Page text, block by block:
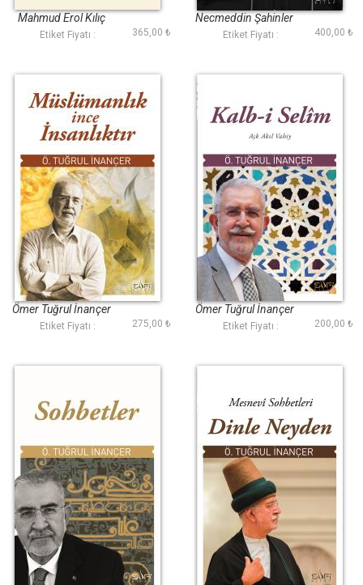
Mahmud Erol Kılıç
Etiket Fiyatı : 365,00 ₺
Necmeddin Şahinler
Etiket Fiyatı : 400,00 ₺
Müslümanlık İnce
İnsanlıktır
Ömer Tuğrul İnançer
Etiket Fiyatı : 275,00 ₺
Kalb-i Selim
Ömer Tuğrul İnançer
Etiket Fiyatı : 200,00 ₺
Sohbetler Dinle Neyden